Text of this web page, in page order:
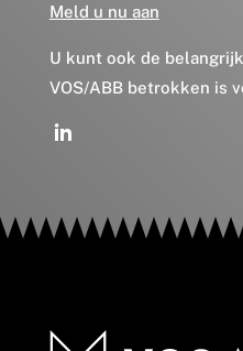
Meld u nu aan
U kunt ook de
VOS/ABB betrokken is